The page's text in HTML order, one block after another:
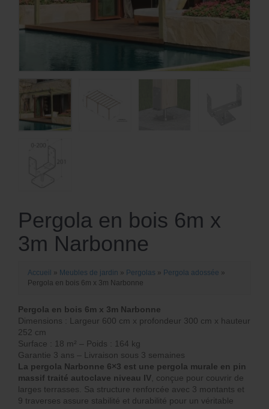
Pergola en bois 6m x
3m Narbonne
Accueil » Meubles de jardin » Pergolas » Pergola adossée »
Pergola en bois 6m x 3m Narbonne
Pergola en bois 6m x 3m Narbonne
Dimensions : Largeur 600 cm x profondeur 300 cm x hauteur
252 cm
Surface : 18 m² – Poids : 164 kg
Garantie 3 ans – Livraison sous 3 semaines
La pergola Narbonne 6×3 est une pergola murale en pin
massif traité autoclave niveau IV , conçue pour couvrir de
larges terrasses. Sa structure renforcée avec 3 montants et
9 traverses assure stabilité et durabilité pour un véritable